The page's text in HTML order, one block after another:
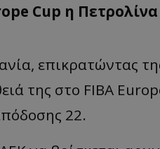
Cup η
επικρατώντας
της στο FIBA
22.